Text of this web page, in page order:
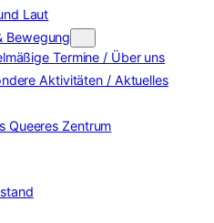
Laut
Bewegung
Termine / Über uns
Aktivitäten / Aktuelles
Queeres Zentrum